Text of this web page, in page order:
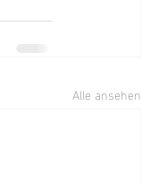
Alle ansehen